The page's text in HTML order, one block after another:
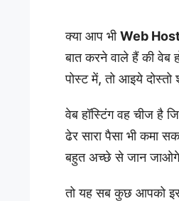
क्या आप भीWeb
बात करने वाले हैं की वेब
पोस्ट में, तो आइये
वेब हॉस्टिंग वह चीज
ढेर सारा पैसा भी कमा
बहुत अच्छे से जान जाओगे
तो यह सब कुछ आपको